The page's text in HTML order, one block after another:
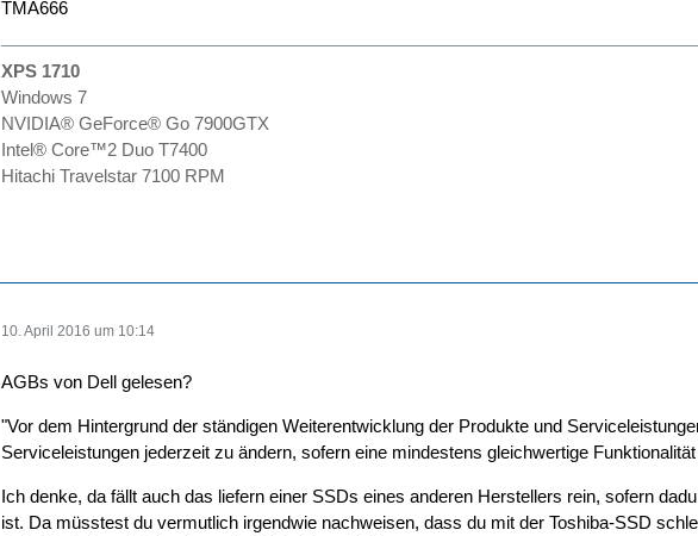
TMA666
XPS 1710
Windows 7
NVIDIA® GeForce® Go 7900GTX
Intel® Core™2 Duo T7400
Hitachi Travelstar 7100 RPM
10. April 2016 um 10:14
AGBs von Dell gelesen?
"Vor dem Hintergrund der ständigen Weiterentwicklung der Produkte und
Serviceleistungen jederzeit zu ändern, sofern eine mindestens gleichwertige
Ich denke, da fällt auch das liefern einer SSDs eines anderen Herstellers rein, sofern
ist. Da müsstest du vermutlich irgendwie nachweisen, dass du mit der Toshiba-SSD